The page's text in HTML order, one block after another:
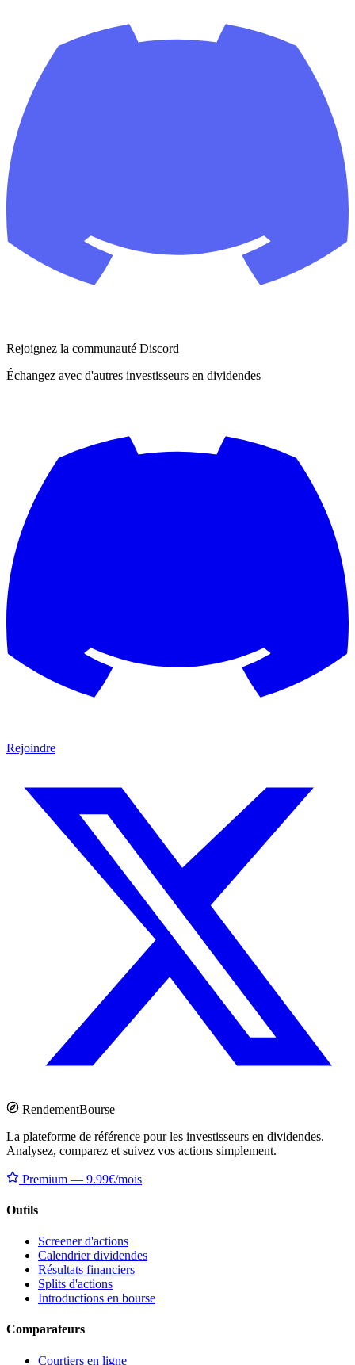
Rejoignez la communauté Discord
Échangez avec d'autres investisseurs en dividendes
Rejoindre
RendementBourse
La plateforme de référence pour les investisseurs en dividendes.
Analysez, comparez et suivez vos actions simplement.
Premium — 9.99€/mois
Outils
Screener d'actions
Calendrier dividendes
Résultats financiers
Splits d'actions
Introductions en bourse
Comparateurs
Courtiers en ligne